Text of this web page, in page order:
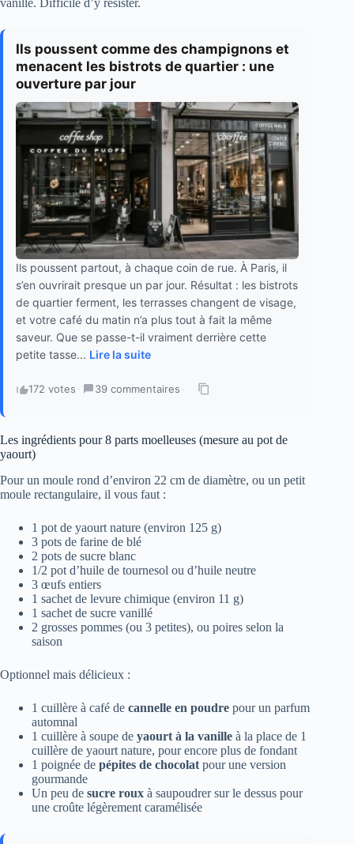
vanille. Difficile d’y résister.
Ils poussent comme des champignons et
menacent les bistrots de quartier : une
ouverture par jour
Ils poussent partout, à chaque coin de rue. À Paris, il
s’en ouvrirait presque un par jour. Résultat : les bistrots
de quartier ferment, les terrasses changent de visage,
et votre café du matin n’a plus tout à fait la même
saveur. Que se passe-t-il vraiment derrière cette
petite tasse... Lire la suite
172 votes · 39 commentaires ·
Les ingrédients pour 8 parts moelleuses (mesure au pot de
yaourt)
Pour un moule rond d’environ 22 cm de diamètre, ou un petit
moule rectangulaire, il vous faut :
1 pot de yaourt nature (environ 125 g)
3 pots de farine de blé
2 pots de sucre blanc
1/2 pot d’huile de tournesol ou d’huile neutre
3 œufs entiers
1 sachet de levure chimique (environ 11 g)
1 sachet de sucre vanillé
2 grosses pommes (ou 3 petites), ou poires selon la
saison
Optionnel mais délicieux :
1 cuillère à café de cannelle en poudre pour un parfum
automnal
1 cuillère à soupe de yaourt à la vanille à la place de 1
cuillère de yaourt nature, pour encore plus de fondant
1 poignée de pépites de chocolat pour une version
gourmande
Un peu de sucre roux à saupoudrer sur le dessus pour
une croûte légèrement caramélisée